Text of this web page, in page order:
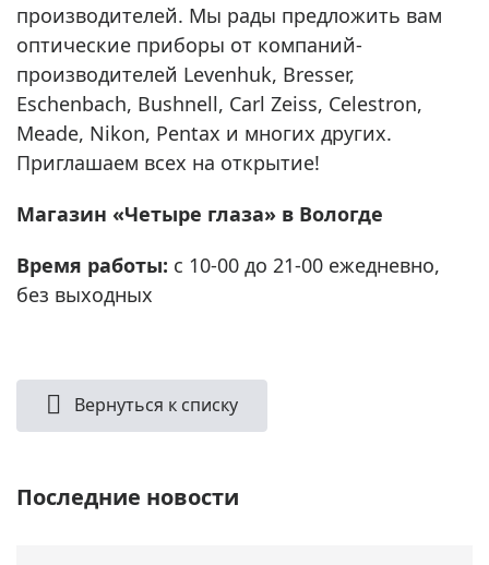
производителей. Мы рады предложить вам
оптические приборы от компаний-
производителей Levenhuk, Bresser,
Eschenbach, Bushnell, Carl Zeiss, Celestron,
Meade, Nikon, Pentax и многих других.
Приглашаем всех на открытие!
Магазин «Четыре глаза» в Вологде
Время работы: с 10-00 до 21-00 ежедневно,
без выходных
Вернуться к списку
Последние новости